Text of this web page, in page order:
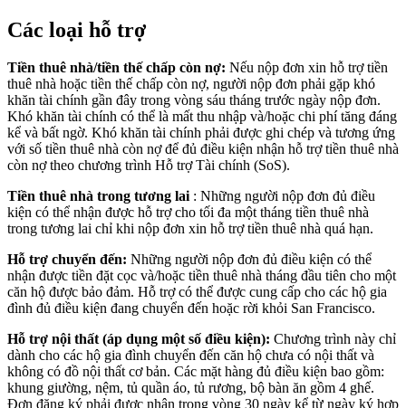
Các loại hỗ trợ
Tiền thuê nhà/tiền thế chấp còn nợ: Nếu nộp đơn xin hỗ trợ tiền
thuê nhà hoặc tiền thế chấp còn nợ, người nộp đơn phải gặp khó
khăn tài chính gần đây trong vòng sáu tháng trước ngày nộp đơn.
Khó khăn tài chính có thể là mất thu nhập và/hoặc chi phí tăng đáng
kể và bất ngờ. Khó khăn tài chính phải được ghi chép và tương ứng
với số tiền thuê nhà còn nợ để đủ điều kiện nhận hỗ trợ tiền thuê nhà
còn nợ theo chương trình Hỗ trợ Tài chính (SoS).
Tiền thuê nhà trong tương lai: Những người nộp đơn đủ điều
kiện có thể nhận được hỗ trợ cho tối đa một tháng tiền thuê nhà
trong tương lai chỉ khi nộp đơn xin hỗ trợ tiền thuê nhà quá hạn.
Hỗ trợ chuyển đến: Những người nộp đơn đủ điều kiện có thể
nhận được tiền đặt cọc và/hoặc tiền thuê nhà tháng đầu tiên cho một
căn hộ được bảo đảm. Hỗ trợ có thể được cung cấp cho các hộ gia
đình đủ điều kiện đang chuyển đến hoặc rời khỏi San Francisco.
Hỗ trợ nội thất (áp dụng một số điều kiện): Chương trình này chỉ
dành cho các hộ gia đình chuyển đến căn hộ chưa có nội thất và
không có đồ nội thất cơ bản. Các mặt hàng đủ điều kiện bao gồm:
khung giường, nệm, tủ quần áo, tủ rương, bộ bàn ăn gồm 4 ghế.
Đơn đăng ký phải được nhận trong vòng 30 ngày kể từ ngày ký hợp